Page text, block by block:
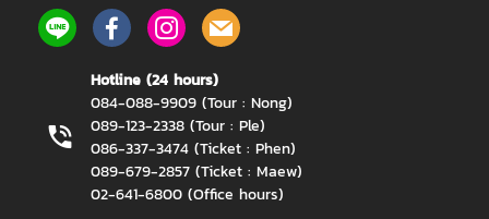
Hotline (24 hours)
084-088-9909 (Tour : Nong)
089-123-2338 (Tour : Ple)
086-337-3474 (Ticket : Phen)
089-679-2857 (Ticket : Maew)
02-641-6800 (Office hours)